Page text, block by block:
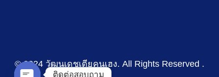
© 2024 วัฒนเดชเตียคุนเฮง. All Rights Reserved .
ติดต่อสอบถาม